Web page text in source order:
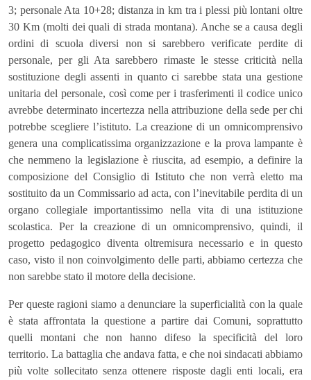
3; personale Ata 10+28; distanza in km tra i plessi più lontani oltre
30 Km (molti dei quali di strada montana). Anche se a causa degli
ordini di scuola diversi non si sarebbero verificate perdite di
personale, per gli Ata sarebbero rimaste le stesse criticità nella
sostituzione degli assenti in quanto ci sarebbe stata una gestione
unitaria del personale, così come per i trasferimenti il codice unico
avrebbe determinato incertezza nella attribuzione della sede per chi
potrebbe scegliere l’istituto. La creazione di un omnicomprensivo
genera una complicatissima organizzazione e la prova lampante è
che nemmeno la legislazione è riuscita, ad esempio, a definire la
composizione del Consiglio di Istituto che non verrà eletto ma
sostituito da un Commissario ad acta, con l’inevitabile perdita di un
organo collegiale importantissimo nella vita di una istituzione
scolastica. Per la creazione di un omnicomprensivo, quindi, il
progetto pedagogico diventa oltremisura necessario e in questo
caso, visto il non coinvolgimento delle parti, abbiamo certezza che
non sarebbe stato il motore della decisione.
Per queste ragioni siamo a denunciare la superficialità con la quale
è stata affrontata la questione a partire dai Comuni, soprattutto
quelli montani che non hanno difeso la specificità del loro
territorio. La battaglia che andava fatta, e che noi sindacati abbiamo
più volte sollecitato senza ottenere risposte dagli enti locali, era